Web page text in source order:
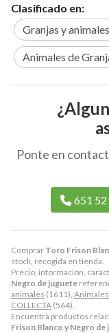
Comprar Toro Frison
stock, recogida en tienda.
Precio, información,
Negro de juguete
animales (1611), Animales
COLLECTA (564).
Encuentra productos
Frison Blanco y Negro de
Clasificado en:
Granjas y animales
Animales de
Ponte en
651 52